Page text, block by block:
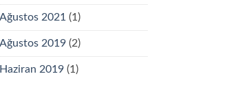
Ağustos 2021 (1)
Ağustos 2019(2)
Haziran 2019(1)